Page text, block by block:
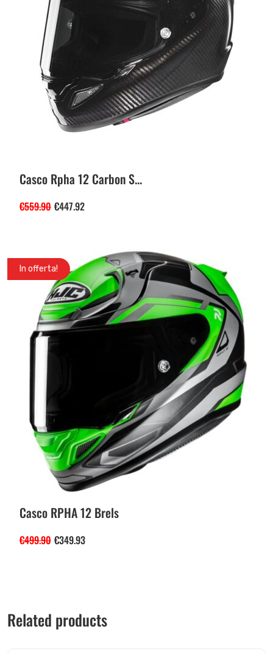
Casco Rpha 12 Carbon S...
€559.90 €447.92
In offerta!
Casco RPHA 12 Brels
€499.90 €349.93
Related products